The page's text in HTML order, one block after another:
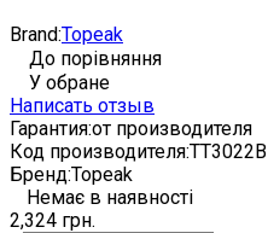
Brand:Topeak
До порівняння
У обране
Написать отзыв
Гарантия:от производителя
Код производителя:TT3022B
Бренд:Topeak
Немає в наявності
2,324 грн.